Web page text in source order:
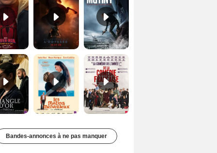
Les Matins merveilleux Bande-annonce VF De la Comédie-Française Teaser VF
Bandes-annonces à ne pas manquer